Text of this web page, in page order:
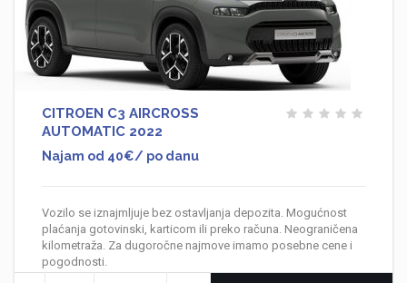
CITROEN C3 AIRCROSS
AUTOMATIC 2022
Najam od 40€/ po danu
Vozilo se iznajmljuje bez ostavljanja depozita. Mogućnost
plaćanja gotovinski, karticom ili preko računa. Neograničena
kilometraža. Za dugoročne najmove imamo posebne cene i
pogodnosti.